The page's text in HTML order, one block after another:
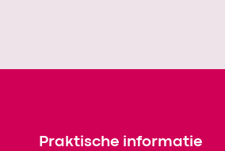
Praktische informatie